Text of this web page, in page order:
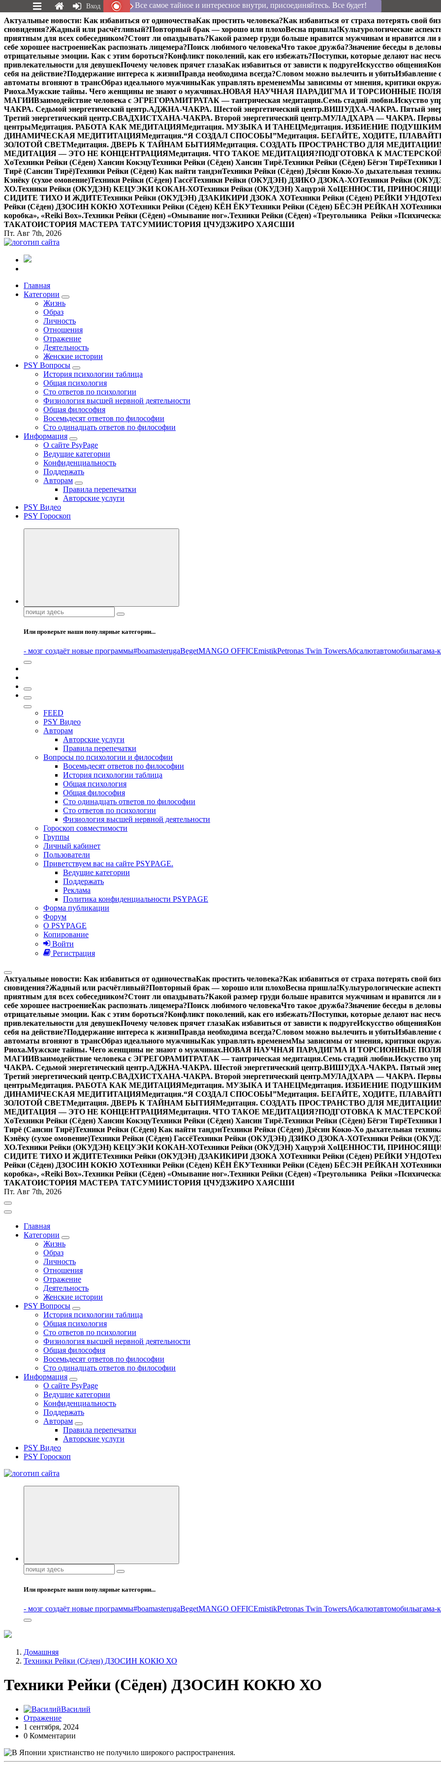
Перейти
к
содержимому
Актуальные новости: Как избавиться от одиночестваКак простить человека?Как избавиться от страха потерять свой
сновидения?Жадный или расчётливый?Повторный брак — хорошо или плохоВесна пришла!Культурологические
приятным для всех собеседником?Стоит ли опаздывать?Какой размер груди больше нравится мужчинам и нравится ли
себе хорошее настроениеКак распознать лицемера?Поиск любимого человекаЧто такое дружба?Значение беседы в
отрицательные эмоции. Как с этим бороться?Конфликт поколений, как его избежать?Поступки, которые делают нас
привлекательности для девушекПочему человек прячет глазаКак избавиться от зависти к подругеИскусство общения
себя на действие?Поддержание интереса к жизниПравда необходима всегда?Словом можно вылечить и убитьИзбавление
автоматы вгоняют в трансОбраз идеального мужчиныКак управлять временемМы зависимы от мнения, критики
Риоха.Мужские тайны. Чего женщины не знают о мужчинах.НОВАЯ НАУЧНАЯ ПАРАДИГМА И ТОРСИОННЫЕ ПОЛЯ
МАГИИВзаимодействие человека с ЭГРЕГОРАМИТРАТАК — тантрическая медитация.Семь стадий любви.Искуство
ЧАКРА. Седьмой энергетический центр.АДЖНА-ЧАКРА. Шестой энергетический центр.ВИШУДХА-ЧАКРА. Пятый
Третий энергетический центр.СВАДХИСТХАНА-ЧАКРА. Второй энергетический центр.МУЛАДХАРА — ЧАКРА. Первый
центрыМедитация. РАБОТА КАК МЕДИТАЦИЯМедитация. МУЗЫКА И ТАНЕЦМедитация. ИЗБИЕНИЕ ПОДУШКИ
ДИНАМИЧЕСКАЯ МЕДИТИТАЦИЯМедитация.“Я СОЗДАЛ СПОСОБЫ”Медитация. БЕГАЙТЕ, ХОДИТЕ,
ЗОЛОТОЙ СВЕТМедитация. ДВЕРЬ К ТАЙНАМ БЫТИЯМедитация. СОЗДАТЬ ПРОСТРАНСТВО ДЛЯ МЕДИТАЦИИ
МЕДИТАЦИЯ — ЭТО НЕ КОНЦЕНТРАЦИЯМедитация. ЧТО ТАКОЕ МЕДИТАЦИЯ?ПОДГОТОВКА К
ХоТехники Рейки (Сёден) Хансин КокэцуТехники Рейки (Сёден) Хансин Тирё.Техники Рейки (Сёден) Бёгэн Тирё
Тирё (Сансин Тирё)Техники Рейки (Сёден) Как найти тандэнТехники Рейки (Сёден) Дзёсин Кокю-Хо дыхательная
Кэнёку (сухое омовение)Техники Рейки (Сёден) ГассёТехники Рейки (ОКУДЭН) ДЗИКО ДЗОКА-ХОТехники Рейки
ХО.Техники Рейки (ОКУДЭН) КЕЦУЭКИ КОКАН-ХОТехники Рейки (ОКУДЭН) Хацурэй ХоЦЕННОСТИ,
СИДИТЕ ТИХО И ЖДИТЕТехники Рейки (ОКУДЭН) ДЗАКИКИРИ ДЗОКА ХОТехники Рейки (Сёден) РЕЙКИ УНДО
Рейки (Сёден) ДЗОСИН КОКЮ ХОТехники Рейки (Сёден) КЁН ЁКУТехники Рейки (Сёден) БЁСЭН РЕЙКАН ХО
коробка», «Reiki Вox».Техники Рейки (Сёден) «Омывание ног».Техники Рейки (Сёден) «Треугольника Рейки »
ТАКАТОИСТОРИЯ МАСТЕРА ТАТСУМИИСТОРИЯ ЦЧУДЗЖИРО ХАЯСШИ
Пт. Авг 7th, 2026
Все самое интересное, вдохновляющее и тайное внутри.
Главная
Категории
Жизнь
Образ
Личность
Отношения
Отражение
Деятельность
Женские истории
PSY Вопросы
История психологии таблица
Общая психология
Сто ответов по психологии
Физиология высшей нервной деятельности
Общая философия
Восемьдесят ответов по философии
Сто одинадцать ответов по философии
Информация
О сайте PsyPage
Ведущие категории
Конфиденциальность
Поддержать
Авторам
Правила перепечатки
Авторские услуги
PSY Видео
PSY Гороскоп
Поиск:
Или проверьте наши популярные категории...
- мозг создаёт новые программы#boamasterugaBegetMANGO OFFICEmistikPetronas Twin TowersАбсалютавтомобильагама-
FEED
PSY Видео
Авторам
Авторские услуги
Правила перепечатки
Вопросы по психологии и философии
Восемьдесят ответов по философии
История психологии таблица
Общая психология
Общая философия
Сто одинадцать ответов по философии
Сто ответов по психологии
Физиология высшей нервной деятельности
Гороскоп совместимости
Группы
Личный кабинет
Пользователи
Приветствуем вас на сайте PSYPAGE.
Ведущие категории
Поддержать
Реклама
Политика конфиденциальности PSYPAGE
Форма публикации
Форум
О PSYPAGE
Копирование
Войти
Регистрация
Актуальные новости: Как избавиться от одиночестваКак простить человека?Как избавиться от страха потерять свой
сновидения?Жадный или расчётливый?Повторный брак — хорошо или плохоВесна пришла!Культурологические
приятным для всех собеседником?Стоит ли опаздывать?Какой размер груди больше нравится мужчинам и нравится ли
себе хорошее настроениеКак распознать лицемера?Поиск любимого человекаЧто такое дружба?Значение беседы в
отрицательные эмоции. Как с этим бороться?Конфликт поколений, как его избежать?Поступки, которые делают нас
привлекательности для девушекПочему человек прячет глазаКак избавиться от зависти к подругеИскусство общения
себя на действие?Поддержание интереса к жизниПравда необходима всегда?Словом можно вылечить и убитьИзбавление
автоматы вгоняют в трансОбраз идеального мужчиныКак управлять временемМы зависимы от мнения, критики
Риоха.Мужские тайны. Чего женщины не знают о мужчинах.НОВАЯ НАУЧНАЯ ПАРАДИГМА И ТОРСИОННЫЕ ПОЛЯ
МАГИИВзаимодействие человека с ЭГРЕГОРАМИТРАТАК — тантрическая медитация.Семь стадий любви.Искуство
ЧАКРА. Седьмой энергетический центр.АДЖНА-ЧАКРА. Шестой энергетический центр.ВИШУДХА-ЧАКРА. Пятый
Третий энергетический центр.СВАДХИСТХАНА-ЧАКРА. Второй энергетический центр.МУЛАДХАРА — ЧАКРА. Первый
центрыМедитация. РАБОТА КАК МЕДИТАЦИЯМедитация. МУЗЫКА И ТАНЕЦМедитация. ИЗБИЕНИЕ ПОДУШКИ
ДИНАМИЧЕСКАЯ МЕДИТИТАЦИЯМедитация.“Я СОЗДАЛ СПОСОБЫ”Медитация. БЕГАЙТЕ, ХОДИТЕ,
ЗОЛОТОЙ СВЕТМедитация. ДВЕРЬ К ТАЙНАМ БЫТИЯМедитация. СОЗДАТЬ ПРОСТРАНСТВО ДЛЯ МЕДИТАЦИИ
МЕДИТАЦИЯ — ЭТО НЕ КОНЦЕНТРАЦИЯМедитация. ЧТО ТАКОЕ МЕДИТАЦИЯ?ПОДГОТОВКА К
ХоТехники Рейки (Сёден) Хансин КокэцуТехники Рейки (Сёден) Хансин Тирё.Техники Рейки (Сёден) Бёгэн Тирё
Тирё (Сансин Тирё)Техники Рейки (Сёден) Как найти тандэнТехники Рейки (Сёден) Дзёсин Кокю-Хо дыхательная
Кэнёку (сухое омовение)Техники Рейки (Сёден) ГассёТехники Рейки (ОКУДЭН) ДЗИКО ДЗОКА-ХОТехники Рейки
ХО.Техники Рейки (ОКУДЭН) КЕЦУЭКИ КОКАН-ХОТехники Рейки (ОКУДЭН) Хацурэй ХоЦЕННОСТИ,
СИДИТЕ ТИХО И ЖДИТЕТехники Рейки (ОКУДЭН) ДЗАКИКИРИ ДЗОКА ХОТехники Рейки (Сёден) РЕЙКИ УНДО
Рейки (Сёден) ДЗОСИН КОКЮ ХОТехники Рейки (Сёден) КЁН ЁКУТехники Рейки (Сёден) БЁСЭН РЕЙКАН ХО
коробка», «Reiki Вox».Техники Рейки (Сёден) «Омывание ног».Техники Рейки (Сёден) «Треугольника Рейки »
ТАКАТОИСТОРИЯ МАСТЕРА ТАТСУМИИСТОРИЯ ЦЧУДЗЖИРО ХАЯСШИ
Пт. Авг 7th, 2026
Главная
Категории
Жизнь
Образ
Личность
Отношения
Отражение
Деятельность
Женские истории
PSY Вопросы
История психологии таблица
Общая психология
Сто ответов по психологии
Физиология высшей нервной деятельности
Общая философия
Восемьдесят ответов по философии
Сто одинадцать ответов по философии
Информация
О сайте PsyPage
Ведущие категории
Конфиденциальность
Поддержать
Авторам
Правила перепечатки
Авторские услуги
PSY Видео
PSY Гороскоп
Все самое интересное, вдохновляющее и тайное внутри.
Поиск:
Или проверьте наши популярные категории...
- мозг создаёт новые программы#boamasterugaBegetMANGO OFFICEmistikPetronas Twin TowersАбсалютавтомобильагама-
Домашняя
Техники Рейки (Сёден) ДЗОСИН КОКЮ ХО
Техники Рейки (Сёден) ДЗОСИН КОКЮ ХО
Василий
Отражение
1 сентября, 2024
0 Комментарии
Вход Все самое тайное и интересное внутри, присоединяйтесь. Все будет!